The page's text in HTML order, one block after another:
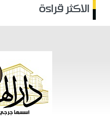
الاكثر قراءة